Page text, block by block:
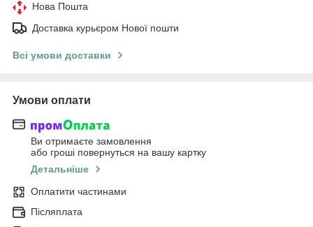
Нова Пошта
Доставка курьєром Нової пошти
Всі умови доставки
Умови оплати
Ви отримаєте замовлення
або гроші повернуться на вашу картку
Детальніше
Оплатити частинами
Післяплата